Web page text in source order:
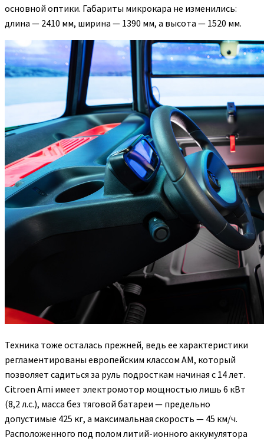
основной оптики. Габариты микрокара не изменились:
длина — 2410 мм, ширина — 1390 мм, а высота — 1520 мм.
Техника тоже осталась прежней, ведь ее характеристики
регламентированы европейским классом AM, который
позволяет садиться за руль подросткам начиная с 14 лет.
Citroen Ami имеет электромотор мощностью лишь 6 кВт
(8,2 л.с.), масса без тяговой батареи — предельно
допустимые 425 кг, а максимальная скорость — 45 км/ч.
Расположенного под полом литий-ионного аккумулятора